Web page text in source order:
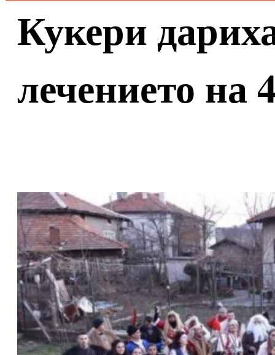
Кукери
лечението на